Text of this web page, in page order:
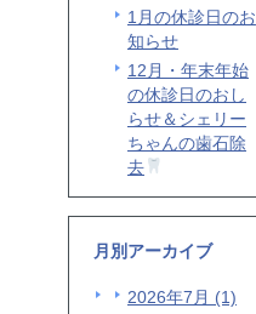
1月の休診日のお
知らせ
12月・年末年始
の休診日のおし
らせ＆シェリー
ちゃんの歯石除
去
月別アーカイブ
2026年7月 (1)